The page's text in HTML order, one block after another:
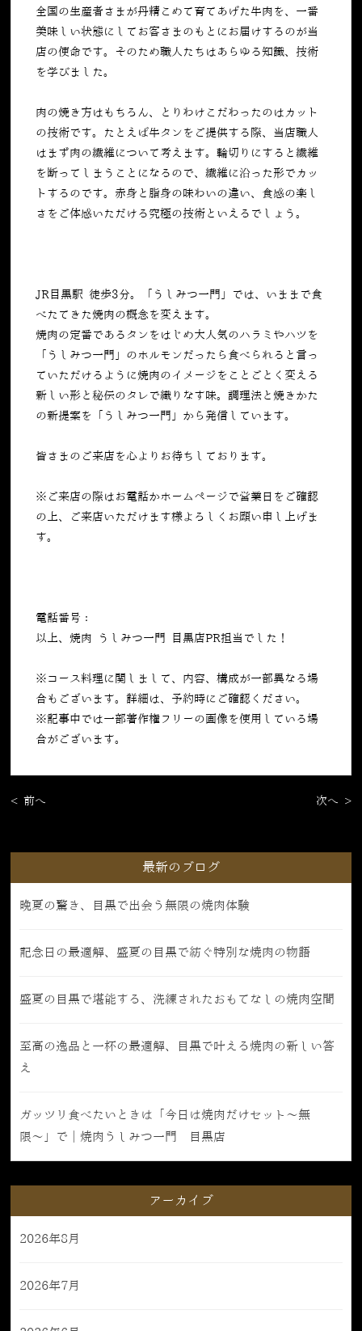
全国の生産者さまが丹精こめて育てあげた牛肉を、一番
美味しい状態にしてお客さまのもとにお届けするのが当
店の使命です。そのため職人たちはあらゆる知識、技術
を学びました。
肉の焼き方はもちろん、とりわけこだわったのはカット
の技術です。たとえば牛タンをご提供する際、当店職人
はまず肉の繊維について考えます。輪切りにすると繊維
を断ってしまうことになるので、繊維に沿った形でカッ
トするのです。赤身と脂身の味わいの違い、食感の楽し
さをご体感いただける究極の技術といえるでしょう。
JR目黒駅 徒歩3分。「うしみつ一門」では、いままで食
べたてきた焼肉の概念を変えます。
焼肉の定番であるタンをはじめ大人気のハラミやハツを
「うしみつ一門」のホルモンだったら食べられると言っ
ていただけるように焼肉のイメージをことごとく変える
新しい形と秘伝のタレで織りなす味。調理法と焼きかた
の新提案を「うしみつ一門」から発信しています。
皆さまのご来店を心よりお待ちしております。
※ご来店の際はお電話かホームページで営業日をご確認
の上、ご来店いただけます様よろしくお願い申し上げま
す。
電話番号：
以上、焼肉 うしみつ一門 目黒店PR担当でした！
※コース料理に関しまして、内容、構成が一部異なる場
合もございます。詳細は、予約時にご確認ください。
※記事中では一部著作権フリーの画像を使用している場
合がございます。
< 前へ 次へ >
最新のブログ
晩夏の驚き、目黒で出会う無限の焼肉体験
記念日の最適解、盛夏の目黒で紡ぐ特別な焼肉の物語
盛夏の目黒で堪能する、洗練されたおもてなしの焼肉空間
至高の逸品と一杯の最適解、目黒で叶える焼肉の新しい答
え
ガッツリ食べたいときは「今日は焼肉だけセット〜無
限〜」で｜焼肉うしみつ一門 目黒店
アーカイブ
2026年8月
2026年7月